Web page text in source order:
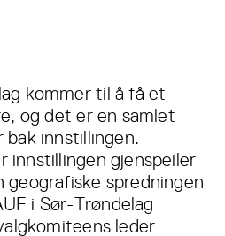
kommer til å få et
og det er en samlet
innstillingen.
innstillingen gjenspeiler
spredningen
i Sør-Trøndelag
leder